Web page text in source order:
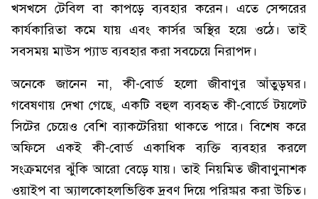
খসখসে টেবিল বা কাপড়ে ব্যবহার করেন। এতে সেন্সরের
কার্যকারিতা কমে যায় এবং কার্সর অস্থির হয়ে ওঠে। তাই
সবসময় মাউস প্যাড ব্যবহার করা সবচেয়ে নিরাপদ।
অনেকে জানেন না, কী-বোর্ড হলো জীবাণুর আঁতুড়ঘর।
গবেষণায় দেখা গেছে, একটি বহুল ব্যবহৃত কী-বোর্ডে টয়লেট
সিটের চেয়েও বেশি ব্যাকটেরিয়া থাকতে পারে। বিশেষ করে
অফিসে একই কী-বোর্ড একাধিক ব্যক্তি ব্যবহার করলে
সংক্রমণের ঝুঁকি আরো বেড়ে যায়। তাই নিয়মিত জীবাণুনাশক
ওয়াইপ বা অ্যালকোহলভিত্তিক দ্রবণ দিয়ে পরিষ্কার করা উচিত।